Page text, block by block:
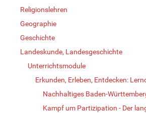
Religionslehren
Geographie
Geschichte
Landeskunde, Landesgeschichte
Unterrichtsmodule
Erkunden, Erleben, Entdecken:
Nachhaltiges Baden-
Kampf um Partizipation - Der